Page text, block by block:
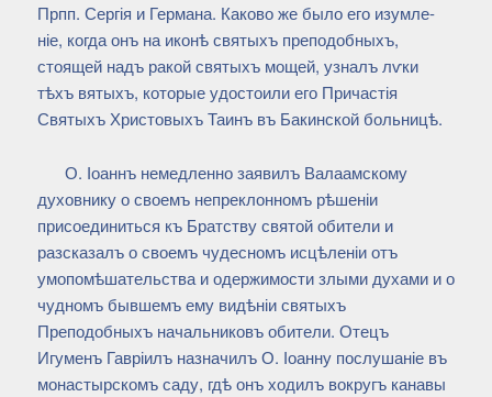
Прпп. Сергія и Германа. Каково же было его изумле-
ніе, когда онъ на иконѣ святыхъ преподобныхъ,
стоящей надъ ракой святыхъ мощей, узналъ лѵки
тѣхъ вятыхъ, которые удостоили его Причастія
Святыхъ Христовыхъ Таинъ въ Бакинской больницѣ.
О. Іоаннъ немедленно заявилъ Валаамскому
духовнику о своемъ непреклонномъ рѣшеніи
присоединиться къ Братству святой обители и
разсказалъ о своемъ чудесномъ исцѣленіи отъ
умопомѣшательства и одержимости злыми духами и о
чудномъ бывшемъ ему видѣніи святыхъ
Преподобныхъ начальниковъ обители. Отецъ
Игуменъ Гавріилъ назначилъ О. Іоанну послушаніе въ
монастырскомъ саду, гдѣ онъ ходилъ вокругъ канавы